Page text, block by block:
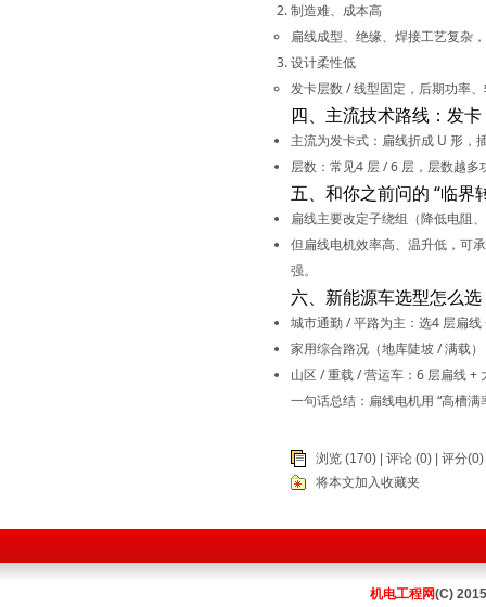
制造难、成本高
扁线成型、绝缘、焊接工艺复杂
设计柔性低
发卡层数 / 线型固定，后期功率
四、主流技术路线：发
主流为发卡式 ：扁线折成 U 形，
层数：常见4 层 / 6 层 ，层数越
五、和你之前问的 “临界
扁线主要改定子绕组 （降低电阻
但扁线电机效率高、温升低 ，可
强。
六、新能源车选型怎么选
城市通勤 / 平路为主 ：选4 层扁线
家用综合路况（地库陡坡 / 满载）
山区 / 重载 / 营运车 ： 6 层扁线 +
一句话总结： 扁线电机用 “高槽
浏览 (170) | 评论 (0) | 评分
将本文加入收藏夹
机电工程网(C)